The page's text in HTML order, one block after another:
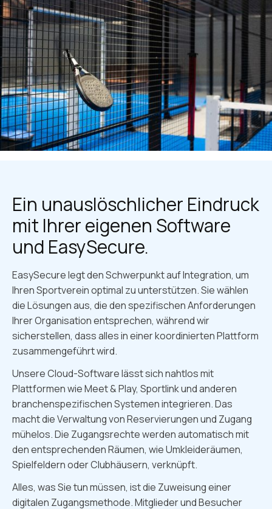
Ein unauslöschlicher Eindruck
mit Ihrer eigenen Software
und EasySecure.
EasySecure legt den Schwerpunkt auf Integration, um
Ihren Sportverein optimal zu unterstützen. Sie wählen
die Lösungen aus, die den spezifischen Anforderungen
Ihrer Organisation entsprechen, während wir
sicherstellen, dass alles in einer koordinierten Plattform
zusammengeführt wird.
Unsere Cloud-Software lässt sich nahtlos mit
Plattformen wie Meet & Play, Sportlink und anderen
branchenspezifischen Systemen integrieren. Das
macht die Verwaltung von Reservierungen und Zugang
mühelos. Die Zugangsrechte werden automatisch mit
den entsprechenden Räumen, wie Umkleideräumen,
Spielfeldern oder Clubhäusern, verknüpft.
Alles, was Sie tun müssen, ist die Zuweisung einer
digitalen Zugangsmethode. Mitglieder und Besucher